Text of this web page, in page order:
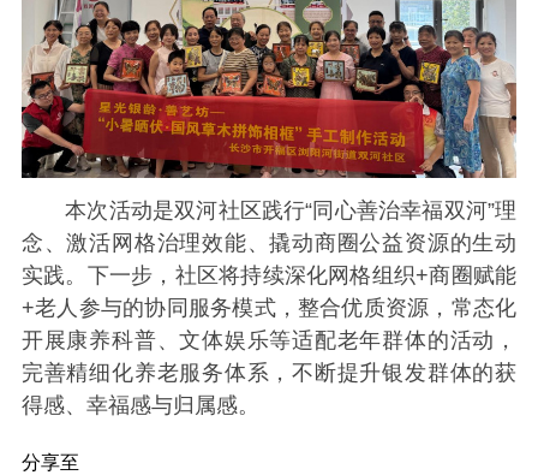
本次活动是双河社区践行“同心善治幸福双河”理
念、激活网格治理效能、撬动商圈公益资源的生动
实践。下一步，社区将持续深化网格组织+商圈赋能
+老人参与的协同服务模式，整合优质资源，常态化
开展康养科普、文体娱乐等适配老年群体的活动，
完善精细化养老服务体系，不断提升银发群体的获
得感、幸福感与归属感。
分享至